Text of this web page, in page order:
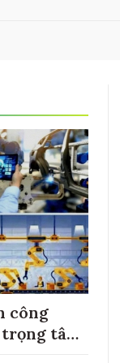
công
tâm